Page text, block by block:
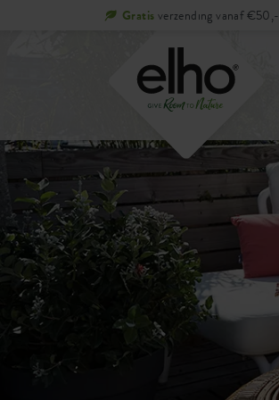
Gratis verzending vanaf €50,-